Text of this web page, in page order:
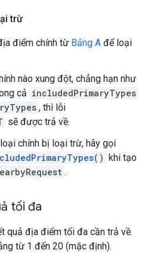
trừ
điểm chính từ Bảng A để loại
nào xung đột, chẳng hạn như
cả includedPrimaryTypes
, thì lỗi
sẽ được trả về.
chính bị loại trừ, hãy gọi
khi tạo
.
tối đa
quả địa điểm tối đa cần trả về.
từ 1 đến 20 (mặc định).